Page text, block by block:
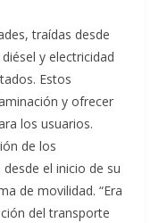
traídas desde
y electricidad
Estos
y ofrecer
los usuarios.
de los
el inicio de su
de movilidad. “Era
del transporte